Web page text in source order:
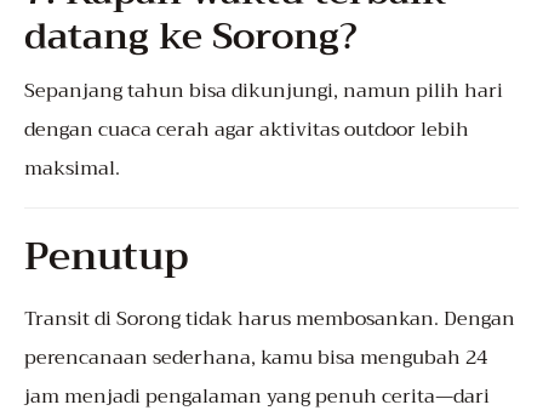
datang ke Sorong?
Sepanjang tahun bisa dikunjungi, namun pilih hari
dengan cuaca cerah agar aktivitas outdoor lebih
maksimal.
Penutup
Transit di Sorong tidak harus membosankan. Dengan
perencanaan sederhana, kamu bisa mengubah 24
jam menjadi pengalaman yang penuh cerita—dari